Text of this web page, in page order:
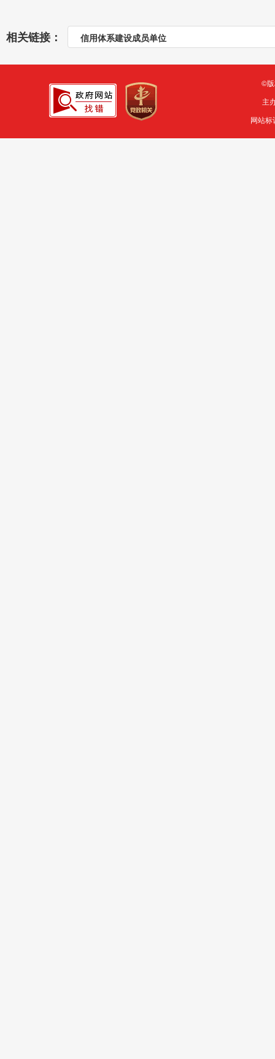
相关链接： 信用体系建设成员单位
©
主
网站